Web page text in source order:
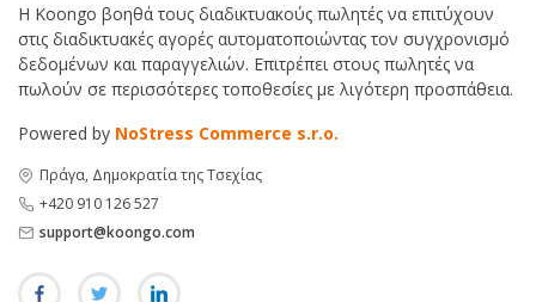
Η Koongo βοηθά τους διαδικτυακούς πωλητές να επιτύχουν
στις διαδικτυακές αγορές αυτοματοποιώντας τον συγχρονισμό
δεδομένων και παραγγελιών. Επιτρέπει στους πωλητές να
πωλούν σε περισσότερες τοποθεσίες με λιγότερη προσπάθεια.
Powered by NoStress Commerce s.r.o.
Πράγα, Δημοκρατία της Τσεχίας
+420 910 126 527
support@koongo.com